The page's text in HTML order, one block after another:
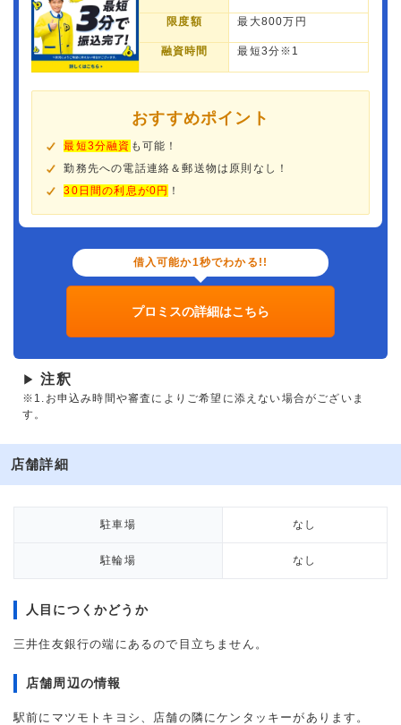
限度額 最大800万円
融資時間 最短3分※1
おすすめポイント
最短3分融資 も可能！
勤務先への電話連絡＆郵送物は原則なし！
30日間の利息が0円 ！
借入可能か1秒でわかる!!
プロミスの詳細はこちら
▶ 注釈
※1.お申込み時間や審査によりご希望に添えない場合がございま
す。
店舗詳細
駐車場 なし
駐輪場 なし
人目につくかどうか
三井住友銀行の端にあるので目立ちません。
店舗周辺の情報
駅前にマツモトキヨシ、店舗の隣にケンタッキーがあります。